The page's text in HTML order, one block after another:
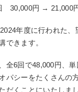
30,000円 → 21,000
年度に行われた
できます。
全6回で48,000円、
パシーをたくさんの
だくことにいたしま